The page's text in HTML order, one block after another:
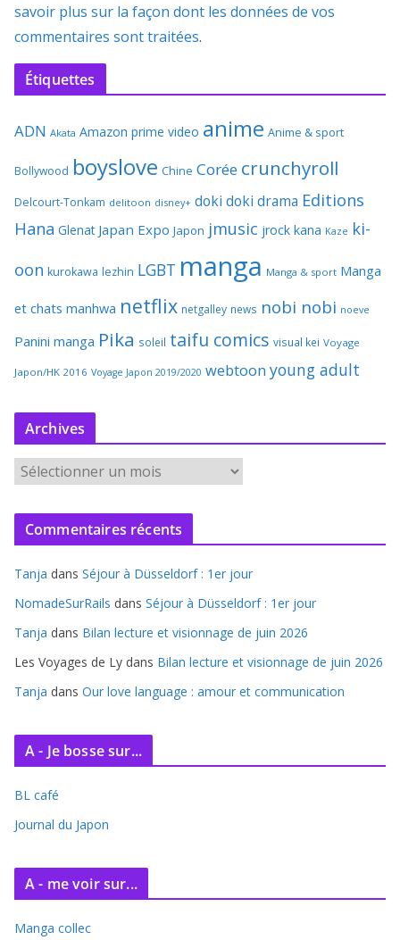
savoir plus sur la façon dont les données de vos
commentaires sont traitées.
Étiquettes
ADN Akata Amazon prime video anime Anime & sport
Bollywood boyslove Chine Corée crunchyroll
Delcourt-Tonkam delitoon disney+ doki doki drama Editions
Hana Glenat Japan Expo Japon jmusic jrock kana Kaze ki-
oon kurokawa lezhin LGBT manga Manga & sport Manga
et chats manhwa netflix netgalley news nobi nobi noeve
Panini manga Pika soleil taifu comics visual kei Voyage
Japon/HK 2016 Voyage Japon 2019/2020 webtoon young adult
Archives
r
c
v
e
s
Commentaires récents
Tanja dans Séjour à Düsseldorf : 1er jour
NomadeSurRails dans Séjour à Düsseldorf : 1er jour
Tanja dans Bilan lecture et visionnage de juin 2026
Les Voyages de Ly dans Bilan lecture et visionnage de juin 2026
Tanja dans Our love language : amour et communication
A - Je bosse sur...
BL café
Journal du Japon
A - me voir sur...
Manga collec